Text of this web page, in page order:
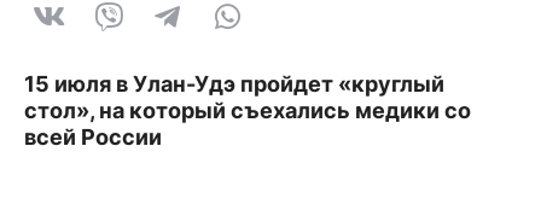
15 июля в Улан-Удэ пройдет «круглый
стол», на который съехались медики со
всей России